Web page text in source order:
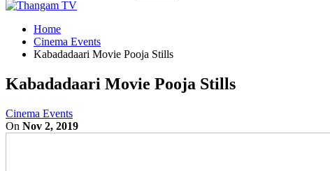
Home
Cinema Events
Kabadadaari Movie Pooja Stills
Kabadadaari Movie Pooja Stills
Cinema Events
On Nov 2, 2019